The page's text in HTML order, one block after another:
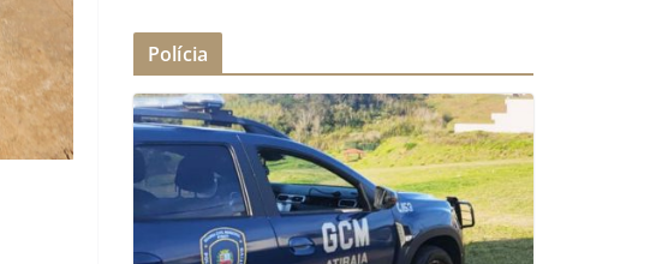
Polícia